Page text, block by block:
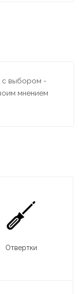
с выбором -
мнением
Отвертки